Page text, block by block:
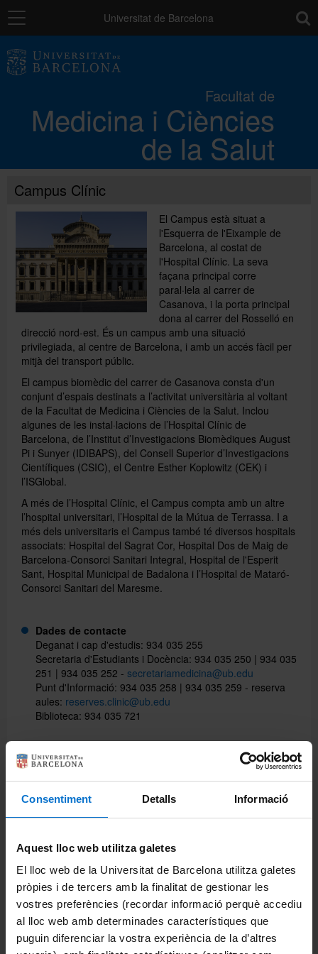
Consentiment Detalls Informació
Aquest lloc web utilitza galetes
El lloc web de la Universitat de Barcelona utilitza galetes
pròpies i de tercers amb la finalitat de gestionar les
vostres preferències (recordar informació perquè accediu
al lloc web amb determinades característiques que
puguin diferenciar la vostra experiència de la d’altres
Navegació Universitat de Barcelona
Facultat de
Medicina i Ciències
de la Salut
Els campus
Docència
Recerca
Mobilitat
Convocatòries i ajuts
Español
English
Campus Clínic
El Campus està situat a
l'Esquerra de l'Eixample de
Barcelona, al costat de
l'Hospital Clínic. La seva
façana principal corre
paral·lela al carrer de
Casanova, i la porta principal
dona al carrer del Rosselló en
direcció nord-est. És un campus amb una situació
privilegiada, al centre de Barcelona, i amb un accés fàcil per
mitjà del transport públic.
El campus biomèdic del carrer de Casanova consta d'un
conjunt d’espais destinats a l’activitat universitària al voltant
de la Facultat de Medicina i Ciències de la Salut. Inclou
algunes de les instal·lacions de l’Hospital Clínic de
Barcelona, de l’Institut d’Investigacions Biomèdiques August
Pi i Sunyer (IDIBAPS), del Consell Superior d’Investigacions
Científiques (CSIC), el Centre Esther Koplowitz (CEK) i
l’ISGlobal.
A més de l’Hospital Clínic, el Campus compta amb un altre
l’hospital universitari, l’Hospital de la Mútua de Terrassa. I a
més dels universitaris el Campus també té diversos hospitals
associats: Hospital del Sagrat Cor, Hospital Dos de Maig de
Barcelona-Consorci Sanitari Integral, Hospital de l'Esperit
Sant, Hospital Municipal de Badalona i l’Hospital de Mataró-
Consorci Sanitari del Maresme.
Dades de contacte
Deganat i cap d'estudis: 934 035 255
Secretaria d'Estudiants i Docència: 934 035 250 | 934 035
251 | 934 035 252 - secretariamedicina@ub.edu
Punt d'Informació: 934 035 258 | 934 035 259 - reserva
aules: reserves.clinic@ub.edu
Biblioteca: 934 035 721
Distribució
Nucli central:
Planta 1: Punt d'Informació, Secretaria d'Estudiants i
Docència, Administració, Deganat, Oficina d'Afers
Planta 3: aules 4, 5, 6, 7, 8 i 9.
Planta 5: aules 10, 11, 12, 13, 14, 15, 16, 17, 18 i 19,
delegacions d'estudiants, tutories i seminaris 1, 2, 3.
Plantes 6, 7 i 8: Biblioteca.